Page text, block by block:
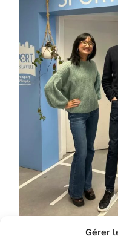
Gérer
De gauche à droite :